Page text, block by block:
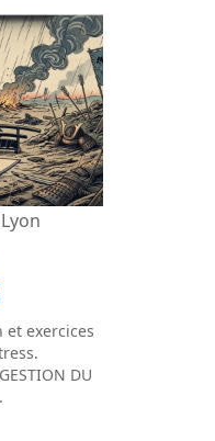
exercices
DU